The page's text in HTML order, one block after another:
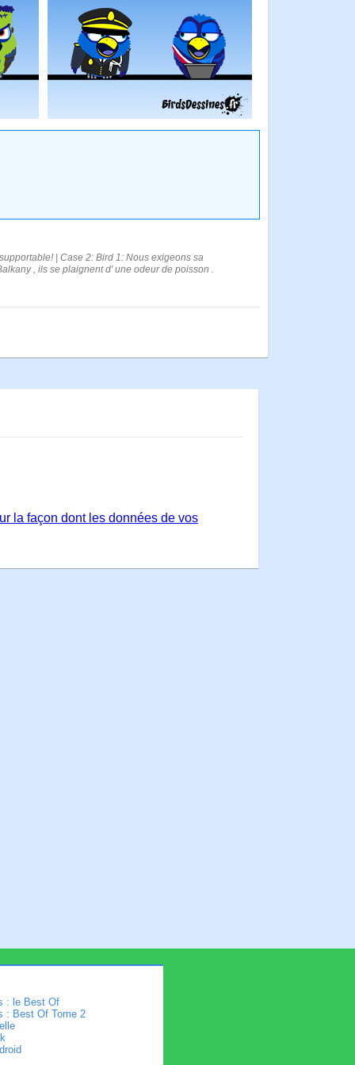
| Case 2: Bird 1: Nous exigeons sa
, ils se plaignent d' une odeur de poisson .
la façon dont les données de vos
: le Best Of
: Best Of Tome 2